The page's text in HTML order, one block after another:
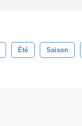
Été Saison